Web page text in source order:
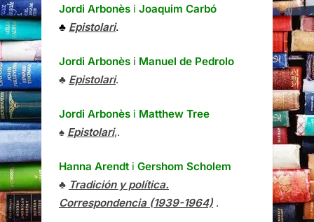
Jordi Arbonès i Joaquim Carbó
♣ Epistolari.
Jordi Arbonès i Manuel de Pedrolo
♣ Epistolari.
Jordi Arbonès i Matthew Tree
♠ Epistolari,.
Hanna Arendt i Gershom Scholem
♣ Tradición y política.
Correspondencia (1939-1964) .